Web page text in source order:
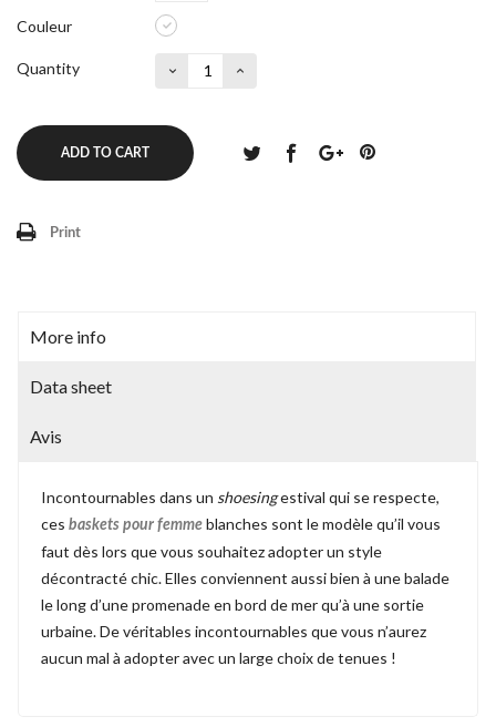
Couleur
Quantity
ADD TO CART
Print
More info
Data sheet
Avis
Incontournables dans un shoesingestival qui se respecte,
ces baskets pour femme blanches sont le modèle qu’il vous
faut dès lors que vous souhaitez adopter un style
décontracté chic. Elles conviennent aussi bien à une balade
le long d’une promenade en bord de mer qu’à une sortie
urbaine. De véritables incontournables que vous n’aurez
aucun mal à adopter avec un large choix de tenues !